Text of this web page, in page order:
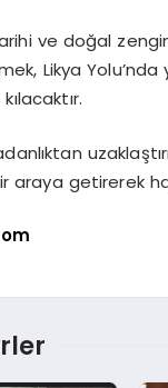
ve doğal
Likya
araya getirerek